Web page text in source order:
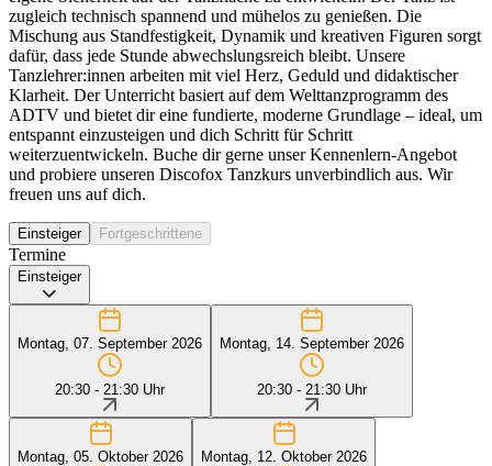
zugleich technisch spannend und mühelos zu genießen. Die
Mischung aus Standfestigkeit, Dynamik und kreativen Figuren sorgt
dafür, dass jede Stunde abwechslungsreich bleibt. Unsere
Tanzlehrer:innen arbeiten mit viel Herz, Geduld und didaktischer
Klarheit. Der Unterricht basiert auf dem Welttanzprogramm des
ADTV und bietet dir eine fundierte, moderne Grundlage – ideal, um
entspannt einzusteigen und dich Schritt für Schritt
weiterzuentwickeln. Buche dir gerne unser Kennenlern-Angebot
und probiere unseren Discofox Tanzkurs unverbindlich aus. Wir
freuen uns auf dich.
Einsteiger Fortgeschrittene
Termine
Einsteiger
Montag, 07. September 2026
20:30 - 21:30 Uhr
Montag, 14. September 2026
20:30 - 21:30 Uhr
Montag, 05. Oktober 2026 Montag, 12. Oktober 2026